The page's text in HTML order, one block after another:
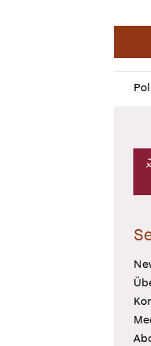
Profil
Daz
Pur